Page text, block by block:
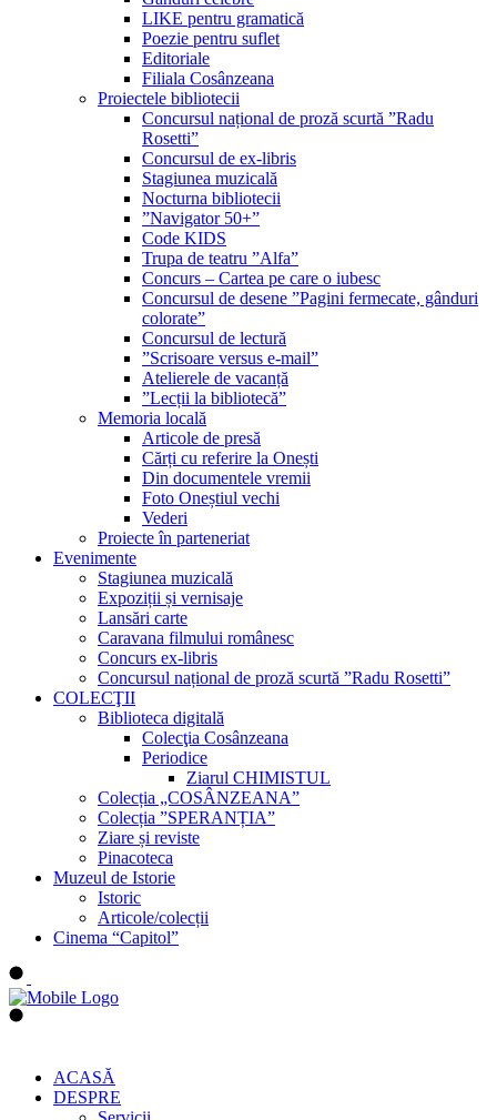
LIKE pentru gramatică
Poezie pentru suflet
Editoriale
Filiala Cosânzeana
Proiectele bibliotecii
Concursul național de proză scurtă ”Radu
Rosetti”
Concursul de ex-libris
Stagiunea muzicală
Nocturna bibliotecii
”Navigator 50+”
Code KIDS
Trupa de teatru ”Alfa”
Concurs – Cartea pe care o iubesc
Concursul de desene ”Pagini fermecate, gânduri
colorate”
Concursul de lectură
”Scrisoare versus e-mail”
Atelierele de vacanță
”Lecții la bibliotecă”
Memoria locală
Articole de presă
Cărți cu referire la Onești
Din documentele vremii
Foto Oneștiul vechi
Vederi
Proiecte în parteneriat
Evenimente
Stagiunea muzicală
Expoziții și vernisaje
Lansări carte
Caravana filmului românesc
Concurs ex-libris
Concursul național de proză scurtă ”Radu Rosetti”
COLECŢII
Biblioteca digitală
Colecţia Cosânzeana
Periodice
Ziarul CHIMISTUL
Colecția „COSÂNZEANA”
Colecția ”SPERANȚIA”
Ziare și reviste
Pinacoteca
Muzeul de Istorie
Istoric
Articole/colecții
Cinema “Capitol”
ACASĂ
DESPRE